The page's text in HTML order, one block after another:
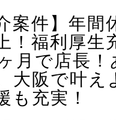
案件】年間
！福利厚生
月で店長！
大阪で叶え
も充実！